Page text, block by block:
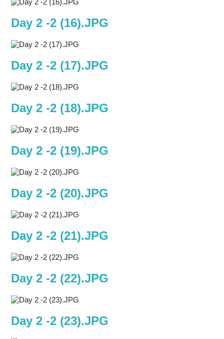
Day 2 -2 (16).JPG
Day 2 -2 (17).JPG
Day 2 -2 (18).JPG
Day 2 -2 (19).JPG
Day 2 -2 (20).JPG
Day 2 -2 (21).JPG
Day 2 -2 (22).JPG
Day 2 -2 (23).JPG